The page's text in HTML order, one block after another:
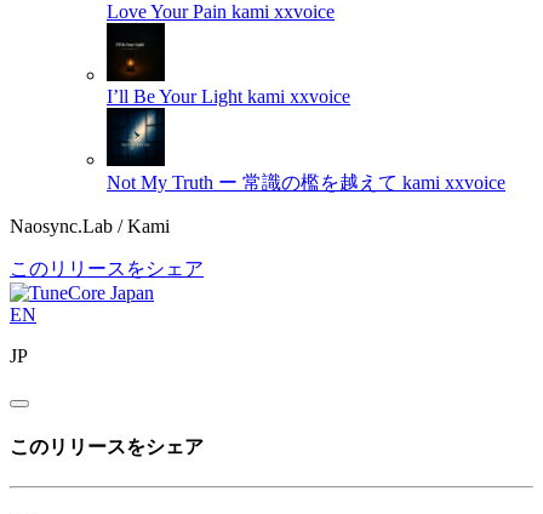
Love Your Pain kami xxvoice
I’ll Be Your Light kami xxvoice
Not My Truth ー 常識の檻を越えて kami xxvoice
Naosync.Lab / Kami
このリリースをシェア
EN
JP
このリリースをシェア